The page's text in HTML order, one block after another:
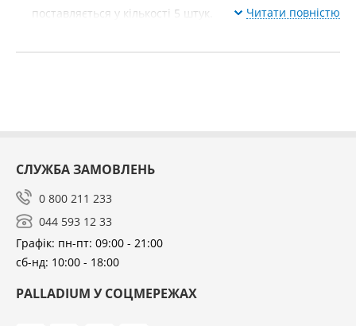
поставляється у кількості 5 штук.
Читати повністю
СЛУЖБА ЗАМОВЛЕНЬ
0 800 211 233
044 593 12 33
Графік: пн-пт: 09:00 - 21:00
сб-нд: 10:00 - 18:00
PALLADIUM У СОЦМЕРЕЖАХ